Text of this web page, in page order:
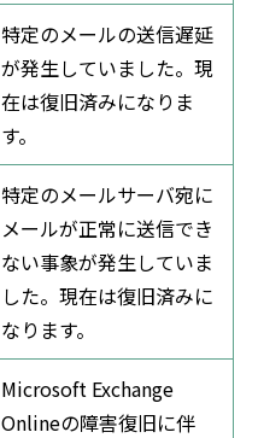
特定のメールの送信遅延
が発生していました。現
在は復旧済みになりま
す。
特定のメールサーバ宛に
メールが正常に送信でき
ない事象が発生していま
した。現在は復旧済みに
なります。
Microsoft Exchange
Onlineの障害復旧に伴